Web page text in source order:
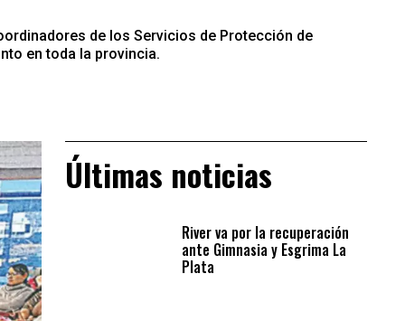
de los Servicios de Protección de
en toda la provincia.
Últimas noticias
River va por la recuperación
ante Gimnasia y Esgrima La
Plata